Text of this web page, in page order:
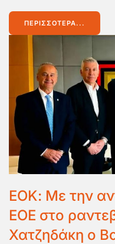
ΠΕΡΙΣΣΌΤΕΡΑ...
ΕΟΚ: Με την
ΕΟΕ στο
Χατζηδάκη ο